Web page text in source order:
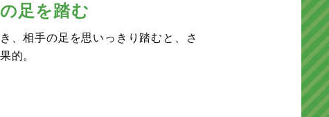
足を踏む
、相手の足を思いっきり踏むと、さ
的。